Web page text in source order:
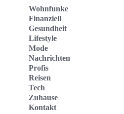
Wohnfunke
Finanziell
Gesundheit
Lifestyle
Mode
Nachrichten
Profis
Reisen
Tech
Zuhause
Kontakt